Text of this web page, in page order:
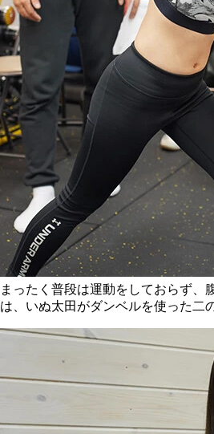
まったく普段は運動をしておらず、
は、いぬ太田がダンベルを使った二